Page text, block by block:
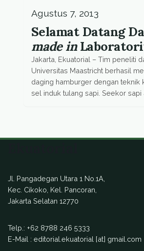
Agustus 7, 2013
Selamat Datang
made in
Jakarta, Ekuatorial – Tim peneliti
Universitas Maastricht berhasil
daging hamburger dengan teknik
sel induk tulang sapi. Seekor sapi
Ruetzler sukarelawan yang
Jl. Pangadegan Utara 1 No.1A,
Kec. Cikoko, Kel. Pancoran,
Jakarta Selatan 12770
Telp.: +62 8788 246 5333
E-Mail : editorial.ekuatorial [at] gmail.com